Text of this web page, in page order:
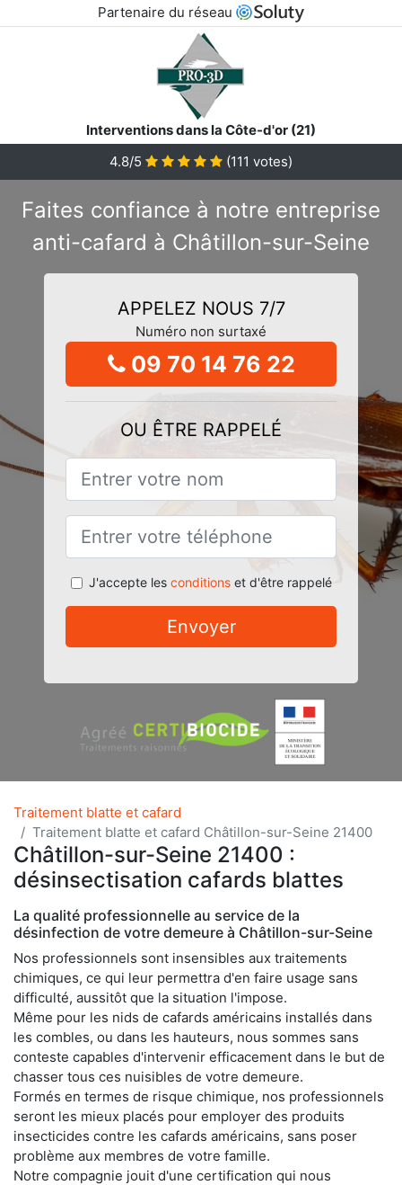
Partenaire du réseau
Interventions dans la Côte-d'or (21)
4.8/5
(111 votes)
Faites confiance à notre entreprise
anti-cafard à Châtillon-sur-Seine
APPELEZ NOUS 7/7
Numéro non surtaxé
09 70 14 76 22
OU ÊTRE RAPPELÉ
J'accepte les conditionset d'être rappelé
Envoyer
Traitement blatte et cafard
Traitement blatte et cafard Châtillon-sur-Seine 21400
Châtillon-sur-Seine 21400 :
désinsectisation cafards blattes
La qualité professionnelle au service de la
désinfection de votre demeure à Châtillon-sur-Seine
Nos professionnels sont insensibles aux traitements
chimiques, ce qui leur permettra d'en faire usage sans
difficulté, aussitôt que la situation l'impose.
Même pour les nids de cafards américains installés dans
les combles, ou dans les hauteurs, nous sommes sans
conteste capables d'intervenir efficacement dans le but de
chasser tous ces nuisibles de votre demeure.
Formés en termes de risque chimique, nos professionnels
seront les mieux placés pour employer des produits
insecticides contre les cafards américains, sans poser
problème aux membres de votre famille.
Notre compagnie jouit d'une certification qui nous